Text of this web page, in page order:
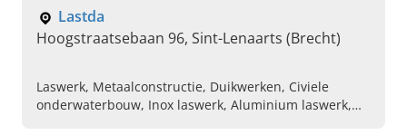
Lastda
Hoogstraatsebaan 96, Sint-Lenaarts (Brecht)
Laswerk, Metaalconstructie, Duikwerken, Civiele
onderwaterbouw, Inox laswerk, Aluminium laswerk,